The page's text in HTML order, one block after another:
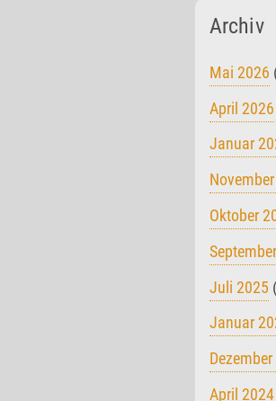
Archiv
Mai 2026
April 2026
Januar
Oktober
Juli 2025
Januar
April 2024